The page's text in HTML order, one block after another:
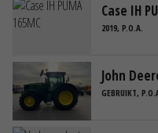
Case IH
2019, P.O.A.
John
GEBRUIKT,